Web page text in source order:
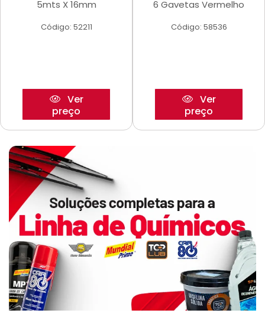
5mts X 16mm
Código: 52211
Ver
preço
6 Gavetas Vermelho
Código: 58536
Ver
preço